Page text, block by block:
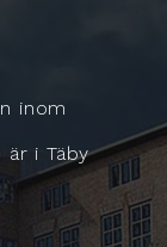
inom
är i Täby